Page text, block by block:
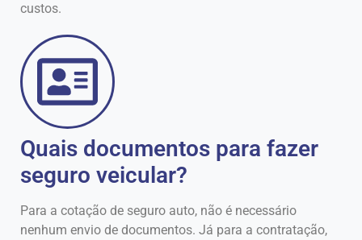
custos.
Quais documentos para fazer
seguro veicular?
Para a cotação de seguro auto, não é necessário
nenhum envio de documentos. Já para a contratação,